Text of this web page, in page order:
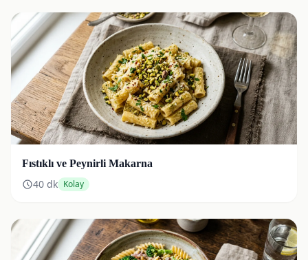
Fıstıklı ve Peynirli Makarna
40 dk Kolay